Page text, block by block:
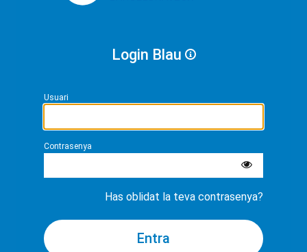
Login Blau
Usuari
Contrasenya
Has oblidat la teva contrasenya?